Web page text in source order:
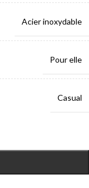
Acier inoxydable
Pour elle
Casual